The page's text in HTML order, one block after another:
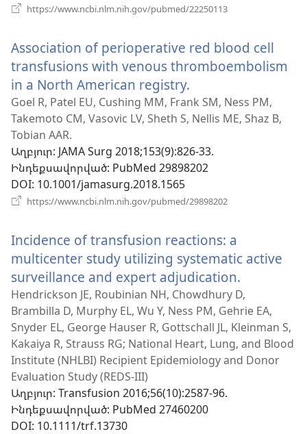
https://www.ncbi.nlm.nih.gov/pubmed/22250113
պատուհան)
Association of perioperative red blood cell
transfusions with venous thromboembolism
in a North American registry.
է
նոր
Goel R, Patel EU, Cushing MM, Frank SM, Ness PM,
Takemoto CM, Vasovic LV, Sheth S, Nellis ME, Shaz B,
Tobian AAR.
Աղբյուր‎: JAMA Surg 2018;153(9):826-33.
Ինդեքսավորված‎: PubMed 29898202
DOI‎: 10.1001/jamasurg.2018.1565
https://www.ncbi.nlm.nih.gov/pubmed/29898202
պատուհան)
Incidence of transfusion reactions: a
multicenter study utilizing systematic active
surveillance and expert adjudication.
է
նոր
Hendrickson JE, Roubinian NH, Chowdhury D,
Brambilla D, Murphy EL, Wu Y, Ness PM, Gehrie EA,
Snyder EL, George Hauser R, Gottschall JL, Kleinman S,
Kakaiya R, Strauss RG; National Heart, Lung, and Blood
Institute (NHLBI) Recipient Epidemiology and Donor
Evaluation Study (REDS-III)
Աղբյուր‎: Transfusion 2016;56(10):2587-96.
Ինդեքսավորված‎: PubMed 27460200
DOI‎: 10.1111/trf.13730